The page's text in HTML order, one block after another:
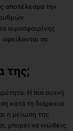
αποτέλεσμα την
αιμοσφαιρίνης.
σε
της;
Η πιο συχνή
κατά τη διάρκεια
η μείωση της
μπορεί να νιώθεις